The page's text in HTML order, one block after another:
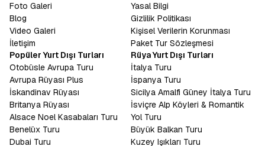
Foto Galeri
Blog
Video Galeri
İletişim
Yasal Bilgi
Gizlilik Politikası
Kişisel Verilerin Korunması
Paket Tur Sözleşmesi
Popüler Yurt Dışı Turları
Otobüsle Avrupa Turu
Avrupa Rüyası Plus
İskandinav Rüyası
Britanya Rüyası
Alsace Noel Kasabaları Turu
Benelüx Turu
Dubai Turu
Rüya Yurt Dışı Turları
İtalya Turu
İspanya Turu
Sicilya Amalfi Güney İtalya Turu
İsviçre Alp Köyleri & Romantik
Yol Turu
Büyük Balkan Turu
Kuzey Işıkları Turu